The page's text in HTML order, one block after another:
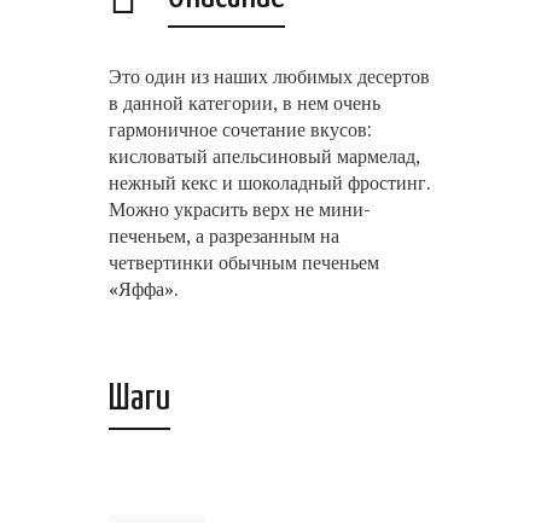
Это один из наших любимых десертов
в данной категории, в нем очень
гармоничное сочетание вкусов:
кисловатый апельсиновый мармелад,
нежный кекс и шоколадный фростинг.
Можно украсить верх не мини-
печеньем, а разрезанным на
четвертинки обычным печеньем
«Яффа».
Шаги